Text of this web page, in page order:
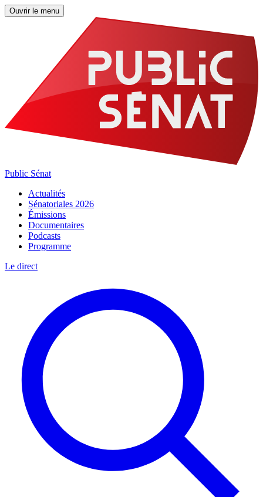
Ouvrir le menu
Public Sénat
Actualités
Sénatoriales 2026
Émissions
Documentaires
Podcasts
Programme
Le direct